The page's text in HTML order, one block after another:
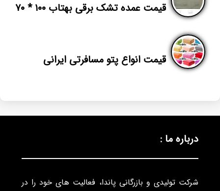
قیمت عمده تشک برقی بهتاب ۱۰۰ * ۷۰
قیمت انواع پتو مسافرتی ایرانی
درباره ما :
شرکت تولیدی و بازرگانی پاندا، فعالیت های خود را در